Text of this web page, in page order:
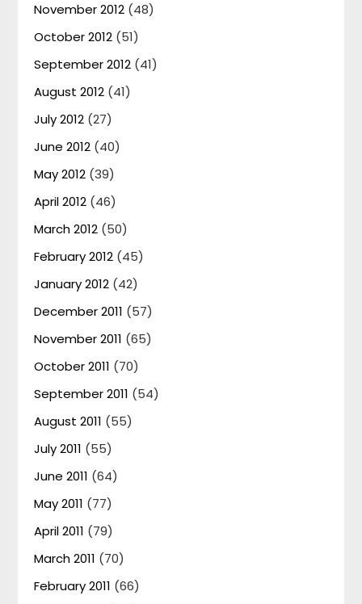
November 2012 (48)
October 2012 (51)
September 2012 (41)
August 2012 (41)
July 2012 (27)
June 2012 (40)
May 2012 (39)
April 2012 (46)
March 2012 (50)
February 2012 (45)
January 2012 (42)
December 2011 (57)
November 2011 (65)
October 2011 (70)
September 2011 (54)
August 2011 (55)
July 2011 (55)
June 2011 (64)
May 2011 (77)
April 2011 (79)
March 2011 (70)
February 2011 (66)